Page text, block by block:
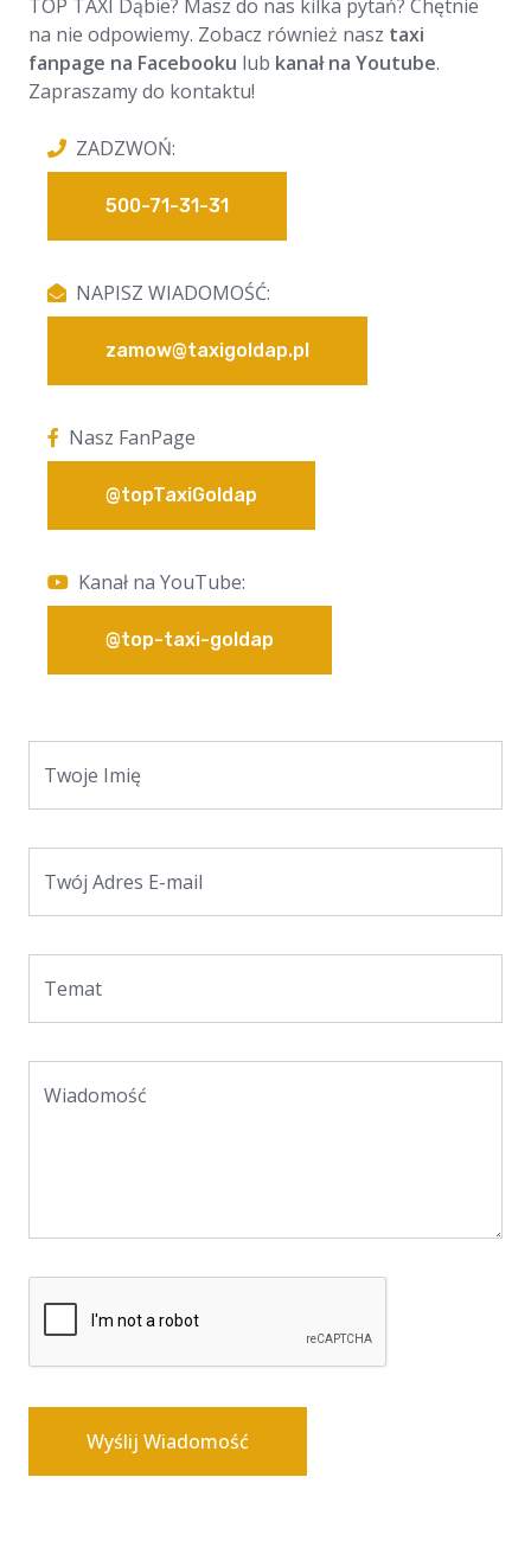
TOP TAXI Dąbie? Masz do nas kilka pytań? Chętnie
na nie odpowiemy. Zobacz również nasz taxi
fanpage na Facebooku lub kanał na Youtube.
Zapraszamy do kontaktu!
ZADZWOŃ:
500-71-31-31
NAPISZ WIADOMOŚĆ:
zamow@taxigoldap.pl
Nasz FanPage
@topTaxiGoldap
Kanał na YouTube:
@top-taxi-goldap
Twoje Imię
Twój Adres E-mail
Temat
Wiadomość
Wyślij Wiadomość